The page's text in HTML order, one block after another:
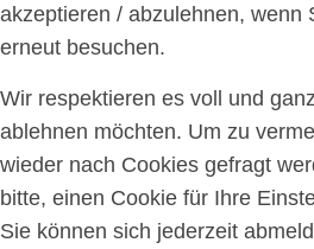
akzeptieren / abzulehnen, wenn
erneut besuchen.
Wir respektieren es voll und
ablehnen möchten. Um zu
wieder nach Cookies gefragt
bitte, einen Cookie für Ihre
Sie können sich jederzeit